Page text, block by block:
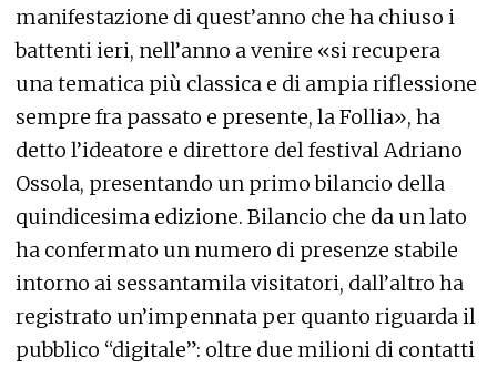
manifestazione di quest’anno che ha chiuso i
battenti ieri, nell’anno a venire «si recupera
una tematica più classica e di ampia riflessione
sempre fra passato e presente, la Follia», ha
detto l’ideatore e direttore del festival Adriano
Ossola, presentando un primo bilancio della
quindicesima edizione. Bilancio che da un lato
ha confermato un numero di presenze stabile
intorno ai sessantamila visitatori, dall’altro ha
registrato un’impennata per quanto riguarda il
pubblico “digitale”: oltre due milioni di contatti